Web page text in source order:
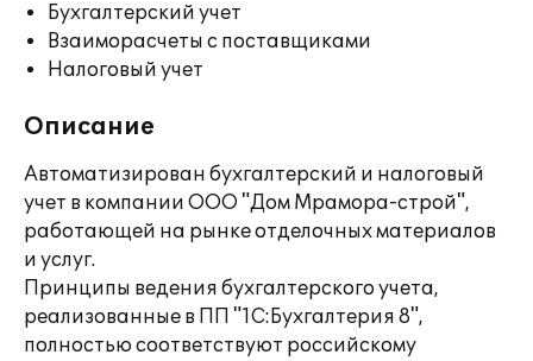
Бухгалтерский учет
Взаиморасчеты с поставщиками
Налоговый учет
Описание
Автоматизирован бухгалтерский и налоговый
учет в компании ООО "Дом Мрамора-строй",
работающей на рынке отделочных материалов
и услуг.
Принципы ведения бухгалтерского учета,
реализованные в ПП "1С:Бухгалтерия 8",
полностью соответствуют российскому